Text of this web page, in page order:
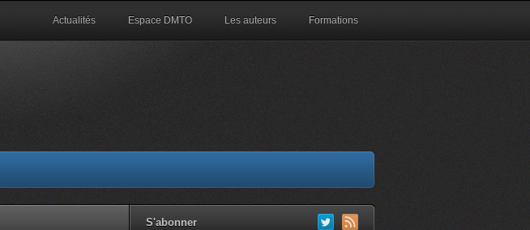
Actualités Espace DMTO Les auteurs Formations
S'abonner